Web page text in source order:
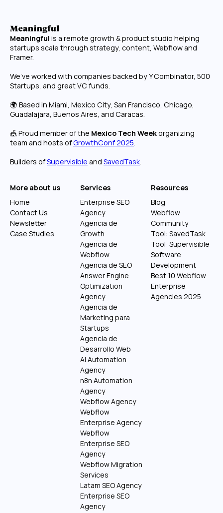
Meaningful is a remote growth & product studio helping
startups scale through strategy, content, Webflow and
Framer.
We’ve worked with companies backed by Y Combinator, 500
Startups, and great VC funds.
🌍 Based in Miami, Mexico City, San Francisco, Chicago,
Guadalajara, Buenos Aires, and Caracas.
🎪 Proud member of the Mexico Tech Weekorganizing
team and hosts ofGrowthConf 2025.
Builders ofSupervisible and SavedTask.
More about us
Home
Contact Us
Newsletter
Case Studies
Services
Enterprise SEO
Agency
Agencia de
Growth
Agencia de
Webflow
Agencia de SEO
Answer Engine
Optimization
Agency
Agencia de
Marketing para
Startups
Agencia de
Desarrollo Web
AI Automation
Agency
n8n Automation
Agency
Webflow Agency
Webflow
Enterprise Agency
Webflow
Enterprise SEO
Agency
Webflow Migration
Services
Latam SEO Agency
Enterprise SEO
Agency
Resources
Blog
Webflow
Community
Tool: SavedTask
Tool: Supervisible
Software
Development
Best 10 Webflow
Enterprise
Agencies 2025